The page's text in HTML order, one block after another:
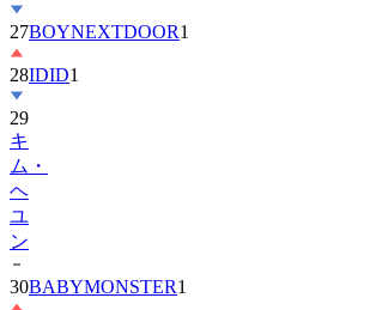
27BOYNEXTDOOR1
28IDID1
29
キ
ム・
ヘ
ユ
ン
30BABYMONSTER1